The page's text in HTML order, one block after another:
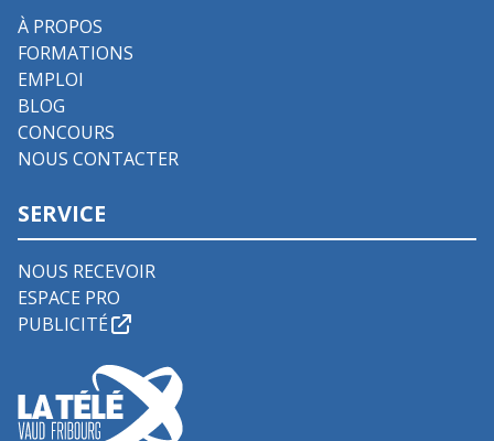
À PROPOS
FORMATIONS
EMPLOI
BLOG
CONCOURS
NOUS CONTACTER
SERVICE
NOUS RECEVOIR
ESPACE PRO
PUBLICITÉ